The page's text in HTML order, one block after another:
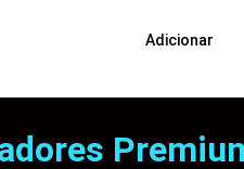
Adicionar